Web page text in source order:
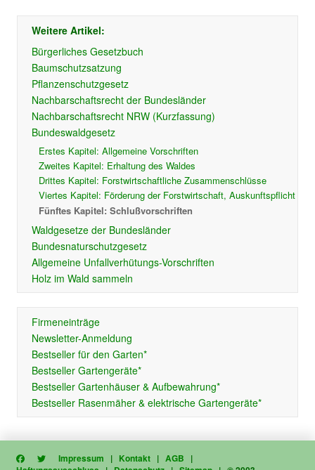
Weitere Artikel:
Bürgerliches Gesetzbuch
Baumschutzsatzung
Pflanzenschutzgesetz
Nachbarschaftsrecht der Bundesländer
Nachbarschaftsrecht NRW (Kurzfassung)
Bundeswaldgesetz
Erstes Kapitel: Allgemeine Vorschriften
Zweites Kapitel: Erhaltung des Waldes
Drittes Kapitel: Forstwirtschaftliche Zusammenschlüsse
Viertes Kapitel: Förderung der Forstwirtschaft, Auskunftspflicht
Fünftes Kapitel: Schlußvorschriften
Waldgesetze der Bundesländer
Bundesnaturschutzgesetz
Allgemeine Unfallverhütungs-Vorschriften
Holz im Wald sammeln
Firmeneinträge
Newsletter-Anmeldung
Bestseller für den Garten*
Bestseller Gartengeräte*
Bestseller Gartenhäuser & Aufbewahrung*
Bestseller Rasenmäher & elektrische Gartengeräte*
Impressum | Kontakt |AGB |